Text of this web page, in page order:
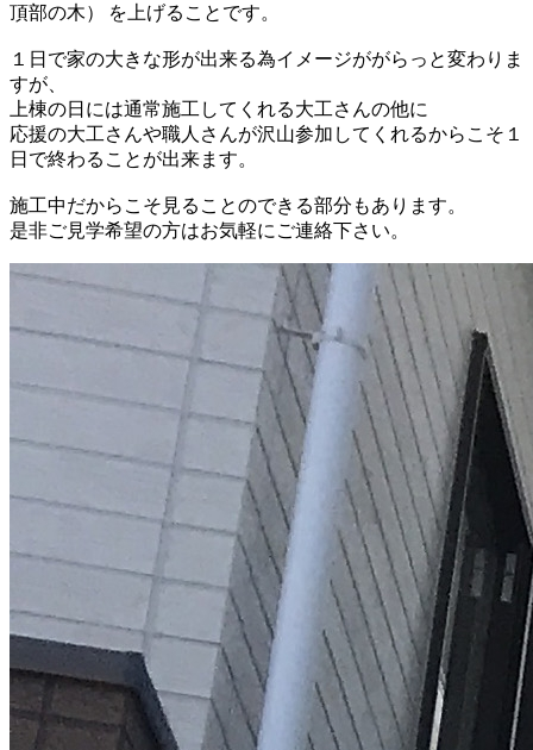
頂部の木） を上げることです。
１日で家の大きな形が出来る為イメージががらっと変わりま
すが、
上棟の日には通常施工してくれる大工さんの他に
応援の大工さんや職人さんが沢山参加してくれるからこそ１
日で終わることが出来ます。
施工中だからこそ見ることのできる部分もあります。
是非ご見学希望の方はお気軽にご連絡下さい。